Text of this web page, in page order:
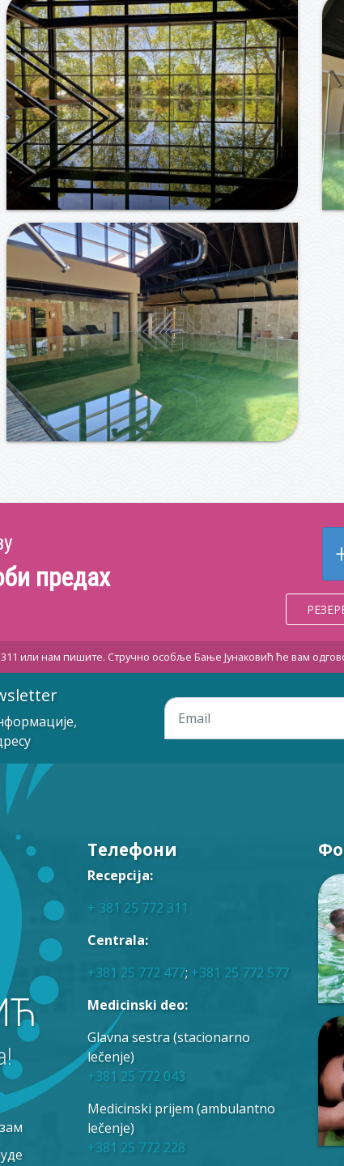
предах
или нам пишите. Стручно особље Бање Јунаковић ће вам
Телефони
Recepcija:
+ 381 25 772 311
Centrala:
+381 25 772 477; +381 25 772 577
Medicinski deo:
Glavna sestra (stacionarno
lečenje)
+381 25 772 043
Medicinski prijem (ambulantno
lečenje)
+381 25 772 228